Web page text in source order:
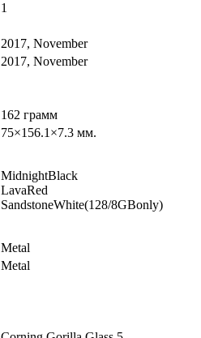
1
2017, November
2017, November
162 грамм
75×156.1×7.3 мм.
MidnightBlack
LavaRed
SandstoneWhite(128/8GBonly)
Metal
Metal